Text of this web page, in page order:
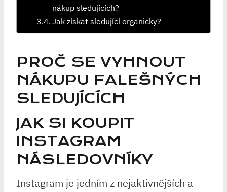
nákup sledujících?
Jak získat sledující organicky?
PROČ SE VYHNOUT
NÁKUPU FALEŠNÝCH
SLEDUJÍCÍCH
JAK SI KOUPIT
INSTAGRAM
NÁSLEDOVNÍKY
Instagram je jedním z nejaktivnějších a